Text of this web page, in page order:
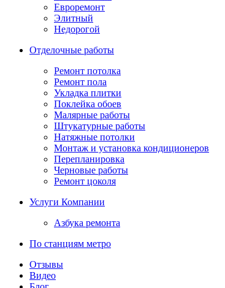
Евроремонт
Элитный
Недорогой
Отделочные работы
Ремонт потолка
Ремонт пола
Укладка плитки
Поклейка обоев
Малярные работы
Штукатурные работы
Натяжные потолки
Монтаж и установка кондиционеров
Перепланировка
Черновые работы
Ремонт цоколя
Услуги Компании
Азбука ремонта
По станциям метро
Отзывы
Видео